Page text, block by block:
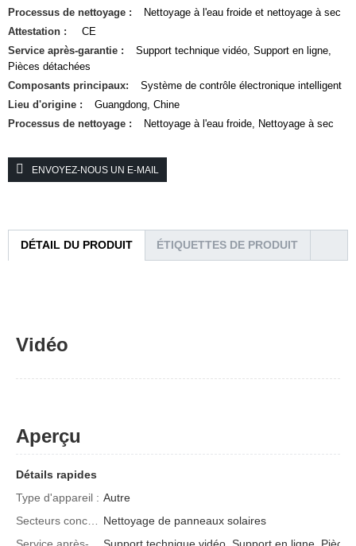
Processus de nettoyage :
Nettoyage à l'eau froide et nettoyage à sec
Attestation :
CE
Service après-garantie :
Support technique vidéo, Support en ligne,
Pièces détachées
Composants principaux:
Système de contrôle électronique intelligent
Lieu d'origine :
Guangdong, Chine
Processus de nettoyage :
Nettoyage à l'eau froide, Nettoyage à sec
ENVOYEZ-NOUS UN E-MAIL
DÉTAIL DU PRODUIT ÉTIQUETTES DE PRODUIT
Vidéo
Aperçu
Détails rapides
Type d'appareil : Autre
Nettoyage de panneaux solaires